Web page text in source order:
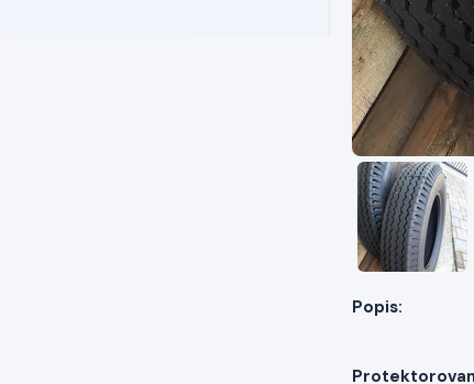
Popis: